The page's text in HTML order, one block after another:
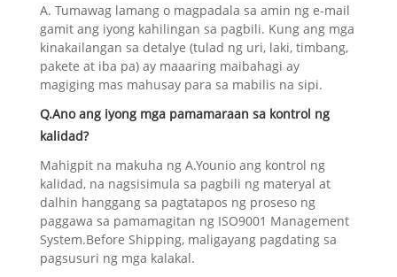
A. Tumawag lamang o magpadala sa amin ng e-mail
gamit ang iyong kahilingan sa pagbili. Kung ang mga
kinakailangan sa detalye (tulad ng uri, laki, timbang,
pakete at iba pa) ay maaaring maibahagi ay
magiging mas mahusay para sa mabilis na sipi.
Q.Ano ang iyong mga pamamaraan sa kontrol ng
kalidad?
Mahigpit na makuha ng A.Younio ang kontrol ng
kalidad, na nagsisimula sa pagbili ng materyal at
dalhin hanggang sa pagtatapos ng proseso ng
paggawa sa pamamagitan ng ISO9001 Management
System.Before Shipping, maligayang pagdating sa
pagsusuri ng mga kalakal.